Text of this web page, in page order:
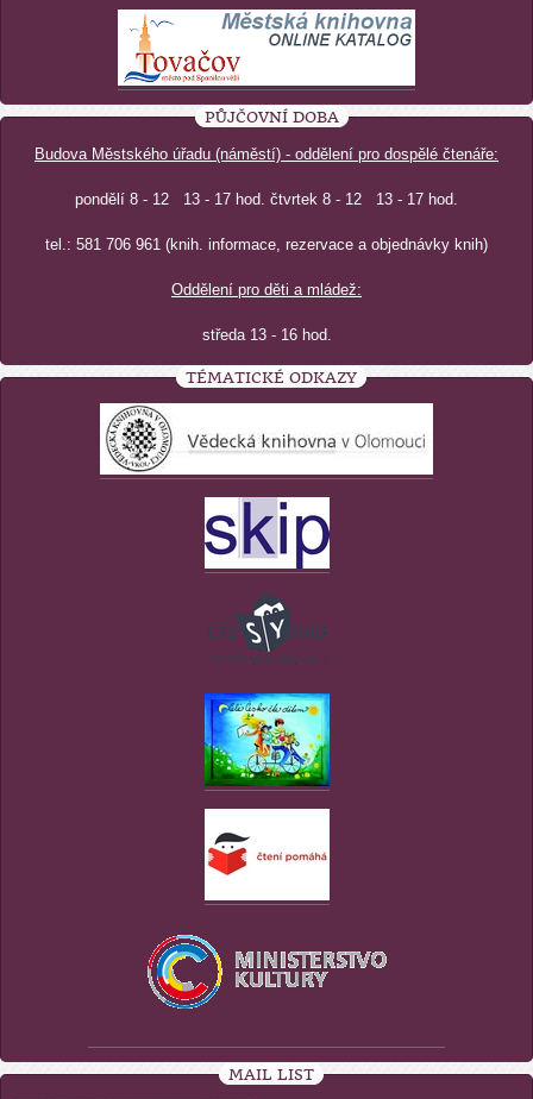
PŮJČOVNÍ DOBA
Budova Městského úřadu (náměstí) - oddělení pro dospělé čtenáře:
pondělí 8 - 12 13 - 17 hod. čtvrtek 8 - 12 13 - 17 hod.
tel.: 581 706 961 (knih. informace, rezervace a objednávky knih)
Oddělení pro děti a mládež:
středa 13 - 16 hod.
TÉMATICKÉ ODKAZY
MAIL LIST